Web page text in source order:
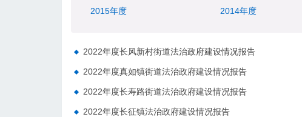
2015年度
2014年度
2022年度长风新村街道法治政府建设情况报告
2022年度真如镇街道法治政府建设情况报告
2022年度长寿路街道法治政府建设情况报告
2022年度长征镇法治政府建设情况报告